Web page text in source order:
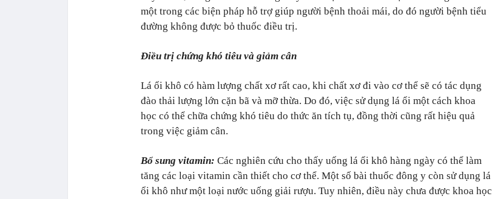
một trong các biện pháp hỗ trợ giúp người bệnh thoải mái, do đó người bệnh tiểu
đường không được bỏ thuốc điều trị.
Điều trị chứng khó tiêu và giảm cân
Lá ổi khô có hàm lượng chất xơ rất cao, khi chất xơ đi vào cơ thể sẽ có tác dụng
đào thải lượng lớn cặn bã và mỡ thừa. Do đó, việc sử dụng lá ổi một cách khoa
học có thể chữa chứng khó tiêu do thức ăn tích tụ, đồng thời cũng rất hiệu quả
trong việc giảm cân.
Bổ sung vitamin: Các nghiên cứu cho thấy uống lá ổi khô hàng ngày có thể làm
tăng các loại vitamin cần thiết cho cơ thể. Một số bài thuốc đông y còn sử dụng lá
ổi khô như một loại nước uống giải rượu. Tuy nhiên, điều này chưa được khoa học